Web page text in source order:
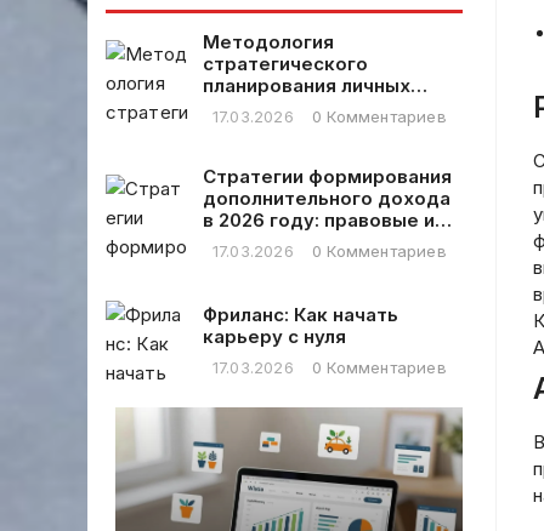
сказано не
использовать
HTML-теги и не
писать кавычки
или другие
заголовок на
русском языке.
Методология
стратегического
планирования личных
финансовых расходов
17.03.2026 0 Комментариев
Стратегии формирования
дополнительного дохода
в 2026 году: правовые и
практические аспекты
17.03.2026 0 Комментариев
Фриланс: Как начать
карьеру с нуля
17.03.2026 0 Комментариев